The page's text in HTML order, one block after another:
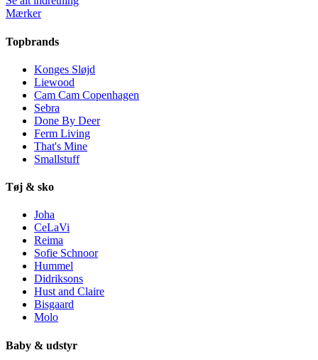
Mærker
Topbrands
Konges Sløjd
Liewood
Cam Cam Copenhagen
Sebra
Done By Deer
Ferm Living
That's Mine
Smallstuff
Tøj & sko
Joha
CeLaVi
Reima
Sofie Schnoor
Hummel
Didriksons
Hust and Claire
Bisgaard
Molo
Baby & udstyr